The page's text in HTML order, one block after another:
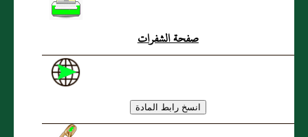
صفحة الشفرات